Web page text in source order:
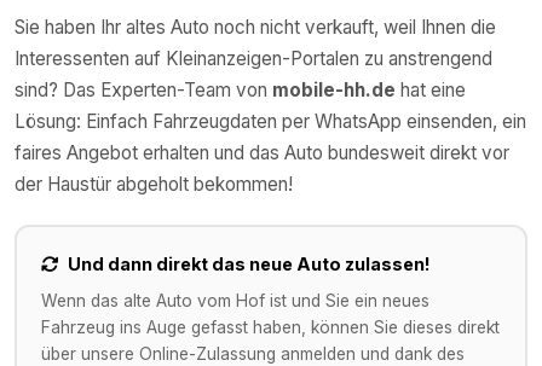
Sie haben Ihr altes Auto noch nicht verkauft, weil Ihnen die
Interessenten auf Kleinanzeigen-Portalen zu anstrengend
sind? Das Experten-Team von mobile-hh.de hat eine
Lösung: Einfach Fahrzeugdaten per WhatsApp einsenden, ein
faires Angebot erhalten und das Auto bundesweit direkt vor
der Haustür abgeholt bekommen!
Und dann direkt das neue Auto zulassen!
Wenn das alte Auto vom Hof ist und Sie ein neues
Fahrzeug ins Auge gefasst haben, können Sie dieses direkt
über unsere Online-Zulassung anmelden und dank des